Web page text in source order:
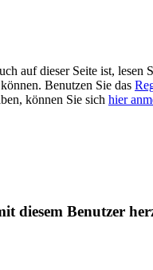
auf dieser Seite ist, lesen
Benutzen Sie das
können Sie sich hier
diesem Benutzer